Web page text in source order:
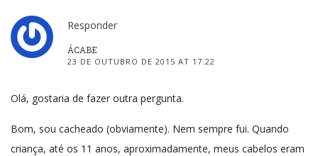
Responder
ÁCABE
23 DE OUTUBRO DE 2015 AT 17:22
Olá, gostaria de fazer outra pergunta.
Bom, sou cacheado (obviamente). Nem sempre fui. Quando
criança, até os 11 anos, aproximadamente, meus cabelos eram